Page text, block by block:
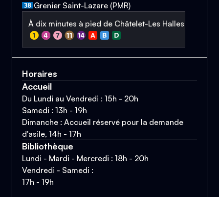
Grenier Saint-Lazare (PMR)
À dix minutes à pied de Châtelet-Les Halles
Horaires
Accueil
Du Lundi au Vendredi : 15h - 20h
Samedi : 13h - 19h
Dimanche : Accueil réservé pour la demande
d'asile, 14h - 17h
Bibliothèque
Lundi - Mardi - Mercredi : 18h - 20h
Vendredi - Samedi :
17h - 19h